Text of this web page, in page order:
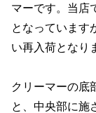
マーです。当店
となっています
い再入荷となり
クリーマーの底
と、中央部に施